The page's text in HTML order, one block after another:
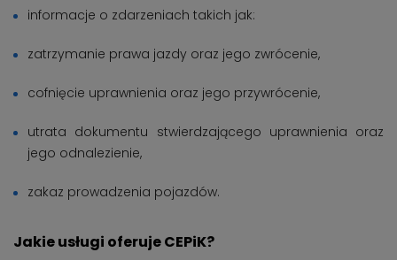
informacje o zdarzeniach takich jak:
zatrzymanie prawa jazdy oraz jego zwrócenie,
cofnięcie uprawnienia oraz jego przywrócenie,
utrata dokumentu stwierdzającego uprawnienia oraz
jego odnalezienie,
zakaz prowadzenia pojazdów.
Jakie usługi oferuje CEPiK?